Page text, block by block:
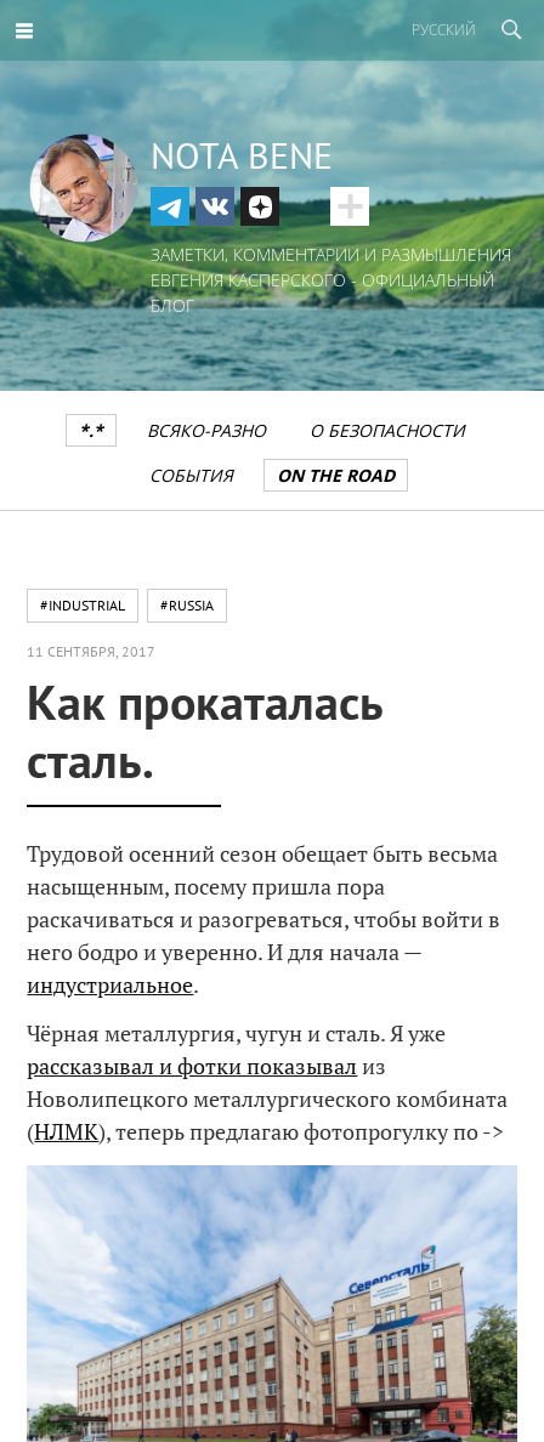
РУССКИЙ
NOTA BENE
ЗАМЕТКИ, КОММЕНТАРИИ И РАЗМЫШЛЕНИЯ
ЕВГЕНИЯ КАСПЕРСКОГО - ОФИЦИАЛЬНЫЙ
БЛОГ
*.* ВСЯКО-РАЗНО
О БЕЗОПАСНОСТИ
СОБЫТИЯ
ON THE ROAD
#INDUSTRIAL #RUSSIA
11 СЕНТЯБРЯ, 2017
Как прокаталась
сталь.
Трудовой осенний сезон обещает быть весьма
насыщенным, посему пришла пора
раскачиваться и разогреваться, чтобы войти в
него бодро и уверенно. И для начала —
индустриальное.
Чёрная металлургия, чугун и сталь. Я уже
рассказывал и фотки показывал из
Новолипецкого металлургического комбината
(НЛМК), теперь предлагаю фотопрогулку по ->